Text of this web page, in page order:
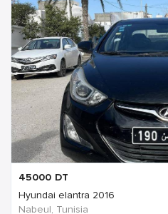
45000 DT
Hyundai elantra 2016
Nabeul‎, Tunisia